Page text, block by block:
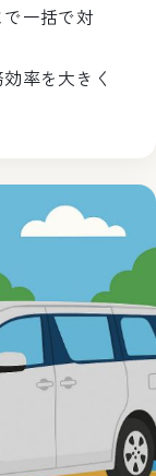
一括で対
率を大きく